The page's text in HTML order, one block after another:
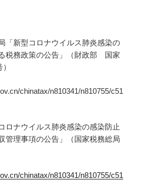
新型コロナウイルス肺炎感染の
税務政策の公告」（財政部 国家
chinatax/n810341/n810755/c51
ロナウイルス肺炎感染の感染防止
管理事項の公告」（国家税務総局
chinatax/n810341/n810755/c51